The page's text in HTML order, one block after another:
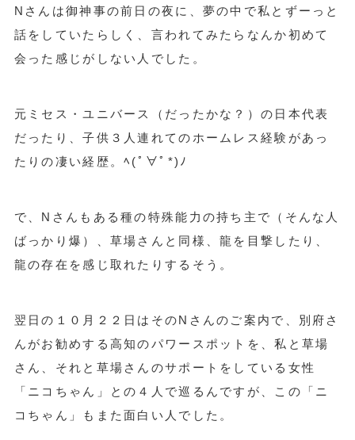
Nさんは御神事の前日の夜に、夢の中で私とずーっと
話をしていたらしく、言われてみたらなんか初めて
会った感じがしない人でした。
元ミセス・ユニバース（だったかな？）の日本代表
だったり、子供３人連れてのホームレス経験があっ
たりの凄い経歴。ﾍ(ﾟ∀ﾟ*)ﾉ
で、Nさんもある種の特殊能力の持ち主で（そんな人
ばっかり爆）、草場さんと同様、龍を目撃したり、
龍の存在を感じ取れたりするそう。
翌日の１０月２２日はそのNさんのご案内で、別府さ
んがお勧めする高知のパワースポットを、私と草場
さん、それと草場さんのサポートをしている女性
「ニコちゃん」との４人で巡るんですが、この「ニ
コちゃん」もまた面白い人でした。